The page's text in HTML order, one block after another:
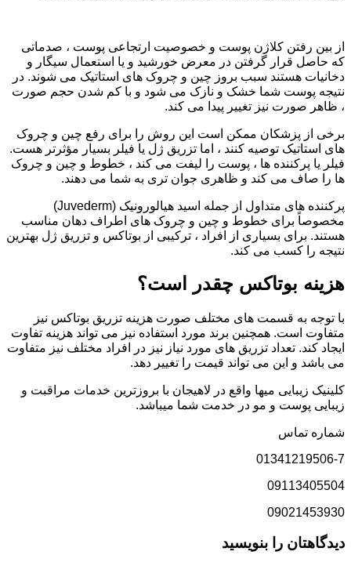
از بین رفتن کلاژن پوست و خصوصیت ارتجاعی پوست ، صدماتی
که حاصل قرار گرفتن در معرض خورشید و یا استعمال سیگار و
دخانیات هستند سبب بروز چین و چروک های استاتیک می شوند. در
نتیجه پوست شما خشک و نازک می شود و با کم شدن حجم صورت
، ظاهر صورت نیز تغییر پیدا می کند.
برخی از پزشکان ممکن است این روش را برای رفع چین و چروک
های استاتیک توصیه کنند ، اما تزریق ژل یا فیلر بسیار مؤثرتر هست.
فیلر یا پرکننده ها ، پوست را لیفت می کند ، خطوط و چین و چروک
ها را صاف می کند و ظاهری جوان تری به شما می دهند.
پرکننده های متداول از جمله اسید هیالورونیک (Juvederm)
مخصوصاً برای خطوط و چین و چروک های اطراف دهان مناسب
هستند. برای بسیاری از افراد ، ترکیبی از بوتاکس و تزریق ژل بهترین
نتیجه را کسب می کند.
هزینه بوتاکس چقدر است؟
با توجه به قسمت های مختلف صورت هزینه تزریق بوتاکس نیز
متفاوت است. همچنین برند مورد استفاده نیز می تواند هزینه تفاوت
ایجاد کند. تعداد تزریق های مورد نیاز نیز در افراد مختلف نیز متفاوت
می باشد و این می تواند قیمت را تغییر دهد.
کلینیک زیبایی میها واقع در لاهیجان با بروزترین خدمات مراقبت و
زیبایی پوست و مو در خدمت شما میباشد.
شماره تماس
01341219506-7
09113405504
09021453930
دیدگاهتان را بنویسید